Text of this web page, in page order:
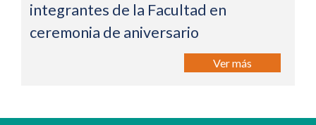
integrantes de la Facultad en
ceremonia de aniversario
Ver más